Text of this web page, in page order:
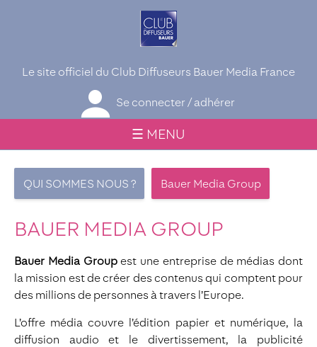
Le site officiel du Club Diffuseurs Bauer Media France
Se connecter / adhérer
☰ MENU
QUI SOMMES NOUS ? Bauer Media Group
BAUER MEDIA GROUP
Bauer Media Groupest une entreprise de médias dont
la mission est de créer des contenus qui comptent pour
des millions de personnes à travers l’Europe.
L’offre média couvre l’édition papier et numérique, la
diffusion audio et le divertissement, la publicité